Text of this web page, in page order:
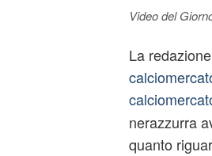
Video del
La
nerazzurra
quanto